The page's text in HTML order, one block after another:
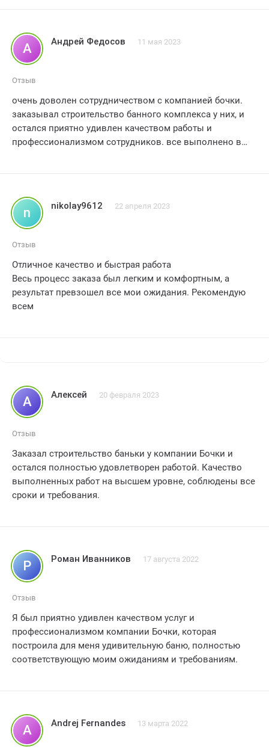
А Андрей Федосов 11 мая 2023
Отзыв
очень доволен сотрудничеством с компанией бочки.
заказывал строительство банного комплекса у них, и
остался приятно удивлен качеством работы и
профессионализмом сотрудников. все выполнено в
оборудования, использованных при строительстве,
также вызвало только положительные эмоции.
отдельное спасибо руководству компании за
хочет получить идеальный банно-парный комплекс,
выполненный профессионалами своего дела. рейтинг -
4.
n nikolay9612 22 апреля 2023
Отзыв
Отличное качество и быстрая работа
Весь процесс заказа был легким и комфортным, а
результат превзошел все мои ожидания. Рекомендую
всем
А Алексей 20 февраля 2023
Отзыв
Заказал строительство баньки у компании Бочки и
остался полностью удовлетворен работой. Качество
выполненных работ на высшем уровне, соблюдены все
сроки и требования.
Р Роман Иванников 17 августа 2022
Отзыв
Я был приятно удивлен качеством услуг и
профессионализмом компании Бочки, которая
построила для меня удивительную баню, полностью
соответствующую моим ожиданиям и требованиям.
A Andrej Fernandes 13 марта 2022